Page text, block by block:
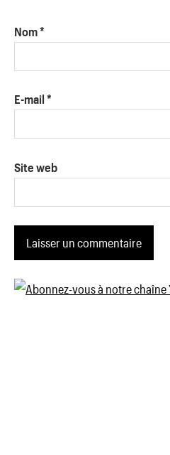
Nom*
E-mail *
Site web